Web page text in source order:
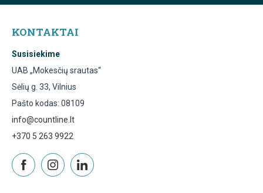
KONTAKTAI
Susisiekime
UAB „Mokesčių srautas“
Sėlių g. 33, Vilnius
Pašto kodas: 08109
info@countline.lt
+370 5 263 9922